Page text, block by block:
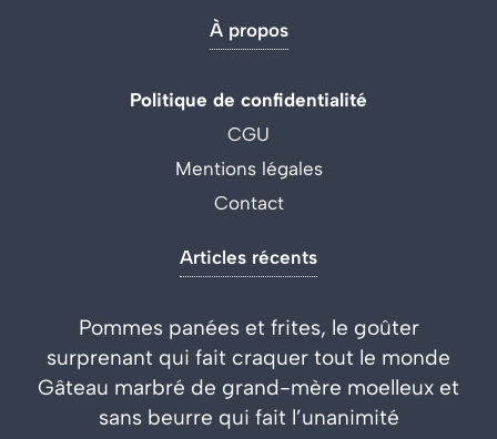
À propos
Politique de confidentialité
CGU
Mentions légales
Contact
Articles récents
Pommes panées et frites, le goûter
surprenant qui fait craquer tout le monde
Gâteau marbré de grand-mère moelleux et
sans beurre qui fait l’unanimité